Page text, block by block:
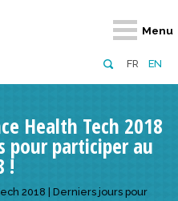
FR EN
Menu
Retour
Numérique
Retour
régionaux
nationaux
européens
Health Tech 2018
pour participer au
!
2018 | Derniers jours pour